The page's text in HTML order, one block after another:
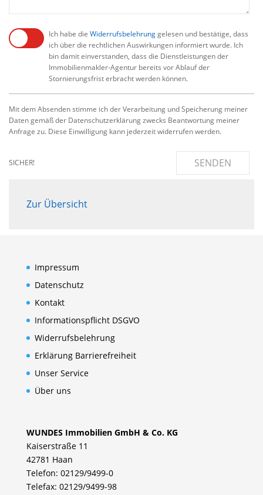
Ich habe die Widerrufsbelehrunggelesen und bestätige, dass
ich über die rechtlichen Auswirkungen informiert wurde. Ich
bin damit einverstanden, dass die Dienstleistungen der
Immobilienmakler-Agentur bereits vor Ablauf der
Stornierungsfrist erbracht werden können.
Mit dem Absenden stimme ich der Verarbeitung und Speicherung meiner
Daten gemäß der Datenschutzerklärung zwecks Beantwortung meiner
Anfrage zu. Diese Einwilligung kann jederzeit widerrufen werden.
SICHER! SENDEN
Zur Übersicht
Impressum
Datenschutz
Kontakt
Informationspflicht DSGVO
Widerrufsbelehrung
Erklärung Barrierefreiheit
Unser Service
Über uns
WUNDES Immobilien GmbH & Co. KG
Kaiserstraße 11
42781 Haan
Telefon: 02129/9499-0
Telefax: 02129/9499-98